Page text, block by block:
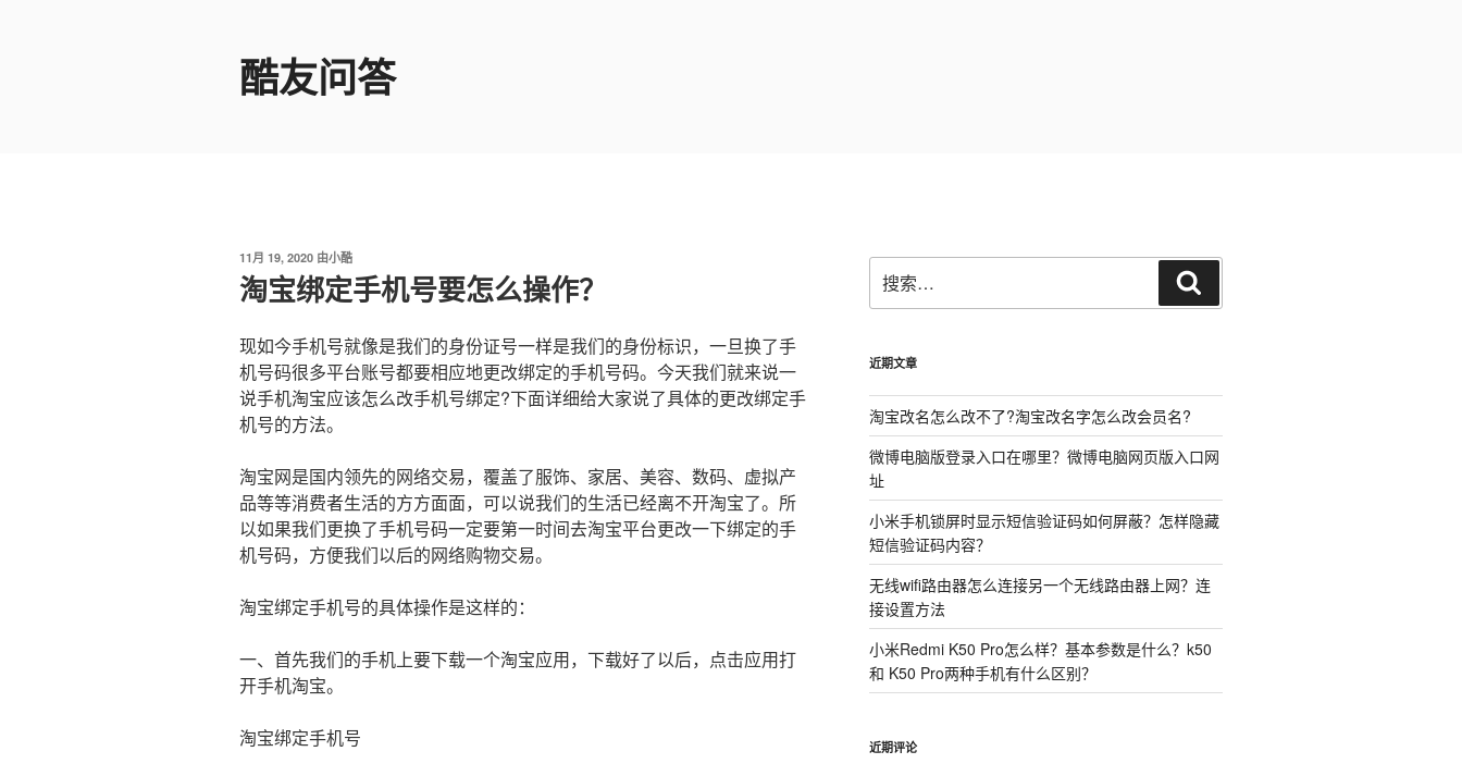
酷友问答
发
布
于
11月 19, 2020 由小酷
淘宝绑定手机号要怎么操作？
现如今手机号就像是我们的身份证号一样是我们的身份标识，一旦换了手
机号码很多平台账号都要相应地更改绑定的手机号码。今天我们就来说一
说手机淘宝应该怎么改手机号绑定?下面详细给大家说了具体的更改绑定手
机号的方法。
淘宝网是国内领先的网络交易，覆盖了服饰、家居、美容、数码、虚拟产
品等等消费者生活的方方面面，可以说我们的生活已经离不开淘宝了。所
以如果我们更换了手机号码一定要第一时间去淘宝平台更改一下绑定的手
机号码，方便我们以后的网络购物交易。
淘宝绑定手机号的具体操作是这样的：
一、首先我们的手机上要下载一个淘宝应用，下载好了以后，点击应用打
开手机淘宝。
淘宝绑定手机号
索：
索
近期文章
淘宝改名怎么改不了?淘宝改名字怎么改会员名?
微博电脑版登录入口在哪里？微博电脑网页版入口网
址
小米手机锁屏时显示短信验证码如何屏蔽？怎样隐藏
短信验证码内容？
无线wifi路由器怎么连接另一个无线路由器上网？连
接设置方法
小米Redmi K50 Pro怎么样？基本参数是什么？k50
和 K50 Pro两种手机有什么区别？
近期评论